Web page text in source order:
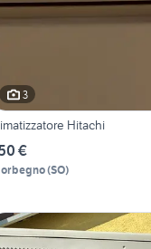
3
Hitachi
€
(SO)